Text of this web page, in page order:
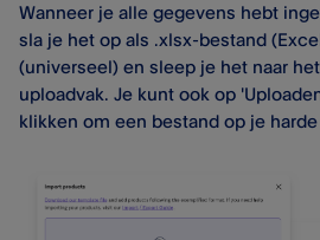
Wanneer je alle gegevens hebt
sla je het op als .xlsx-bestand
(universeel) en sleep je het naar
uploadvak. Je kunt ook op
klikken om een bestand op je